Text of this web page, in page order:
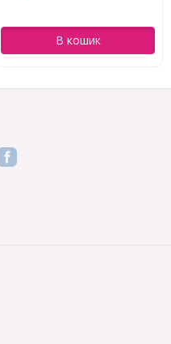
В кошик